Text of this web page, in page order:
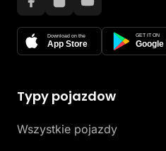
Download on the
App Store
GET IT ON
Google
Typy pojazdow
Wszystkie pojazdy